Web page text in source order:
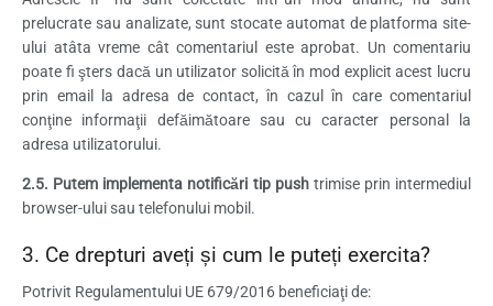
prelucrate sau analizate, sunt stocate automat de platforma site-
ului atâta vreme cât comentariul este aprobat. Un comentariu
poate fi şters dacă un utilizator solicită în mod explicit acest lucru
prin email la adresa de contact, în cazul în care comentariul
conţine informaţii defăimătoare sau cu caracter personal la
adresa utilizatorului.
2.5. Putem implementa notificări tip pushtrimise prin intermediul
browser-ului sau telefonului mobil.
3. Ce drepturi aveți și cum le puteți exercita?
Potrivit Regulamentului UE 679/2016 beneficiaţi de: